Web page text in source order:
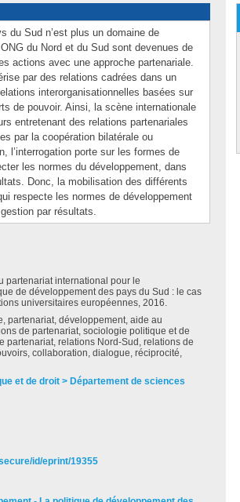
du Sud n’est plus un domaine de
du Nord et du Sud sont devenues de
actions avec une approche partenariale.
par des relations cadrées dans un
interorganisationnelles basées sur
de pouvoir. Ainsi, la scène internationale
entretenant des relations partenariales
par la coopération bilatérale ou
l’interrogation porte sur les formes de
les normes du développement, dans
Donc, la mobilisation des différents
respecte les normes de développement
par résultats.
partenariat international pour le
de développement des pays du Sud : le cas
universitaires européennes, 2016.
partenariat, développement, aide au
de partenariat, sociologie politique et de
partenariat, relations Nord-Sud, relations de
collaboration, dialogue, réciprocité,
et de droit > Département de sciences
id/eprint/19355